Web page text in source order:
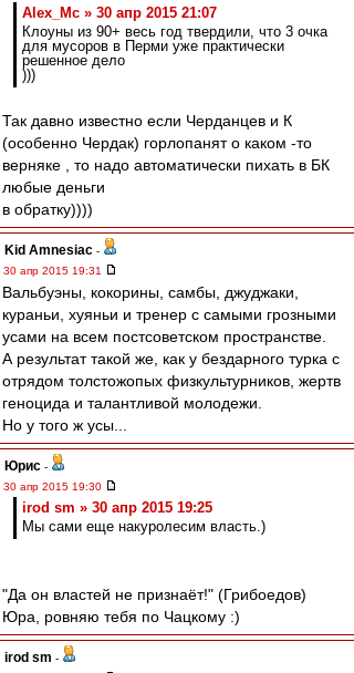
Alex_Mc » 30 апр 2015 21:07
Клоуны из 90+ весь год твердили, что 3 очка
для мусоров в Перми уже практически
решенное дело
)))
Так давно известно если Черданцев и К
(особенно Чердак) горлопанят о каком -то
верняке , то надо автоматически пихать в БК
любые деньги
в обратку))))
Kid Amnesiac -
30 апр 2015 19:31
Вальбуэны, кокорины, самбы, джуджаки,
кураньи, хуяньи и тренер с самыми грозными
усами на всем постсоветском пространстве.
А результат такой же, как у бездарного турка с
отрядом толстожопых физкультурников, жертв
геноцида и талантливой молодежи.
Но у того ж усы...
Юрис -
30 апр 2015 19:30
irod sm » 30 апр 2015 19:25
Мы сами еще накуролесим власть.)
"Да он властей не признаёт!" (Грибоедов)
Юра, ровняю тебя по Чацкому :)
irod sm -